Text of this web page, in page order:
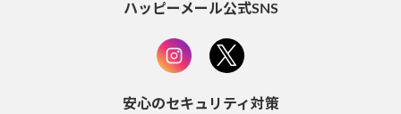
ハッピーメール公式SNS
安心のセキュリティ対策